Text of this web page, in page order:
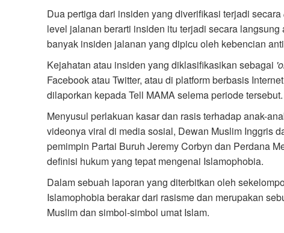
Dua pertiga dari insiden yang diverifikasi terjadi secara
level jalanan berarti insiden itu terjadi secara
banyak insiden jalanan yang dipicu oleh kebencian
Kejahatan atau insiden yang diklasifikasikan sebagai
Facebook atau Twitter, atau di platform berbasis
dilaporkan kepada Tell MAMA selema periode tersebut.
Menyusul perlakuan kasar dan rasis terhadap anak-
videonya viral di media sosial, Dewan Muslim Inggris
pemimpin Partai Buruh Jeremy Corbyn dan Perdana
definisi hukum yang tepat mengenai Islamophobia.
Dalam sebuah laporan yang diterbitkan oleh
Islamophobia berakar dari rasisme dan merupakan
Muslim dan simbol-simbol umat Islam.